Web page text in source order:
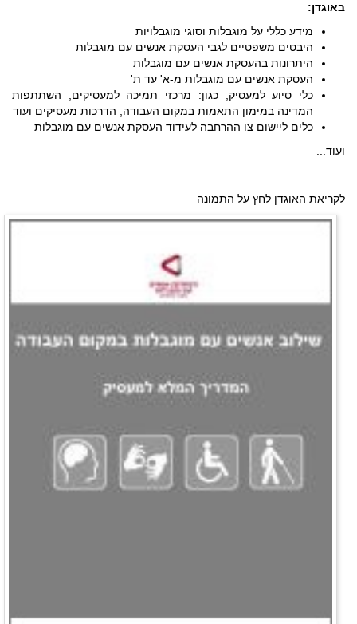
באוגדן:
מידע כללי על מוגבלות וסוגי מוגבלויות
היבטים משפטיים לגבי העסקת אנשים עם מוגבלות
היתרונות בהעסקת אנשים עם מוגבלות
העסקת אנשים עם מוגבלות מ-א' עד ת'
כלי סיוע למעסיק, כגון: מרכזי תמיכה למעסיקים, השתתפות
המדינה במימון התאמות במקום העבודה, הדרכות מעסיקים ועוד
כלים ליישום צו ההרחבה לעידוד העסקת אנשים עם מוגבלות
ועוד...
לקריאת האוגדן לחץ על התמונה